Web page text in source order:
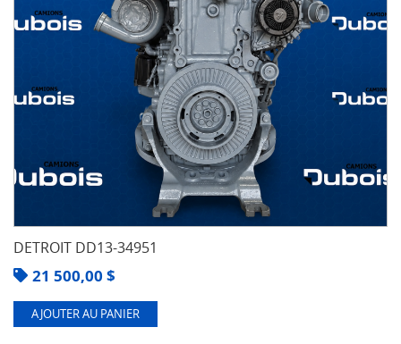
DETROIT DD13-34951
21 500,00 $
AJOUTER AU PANIER